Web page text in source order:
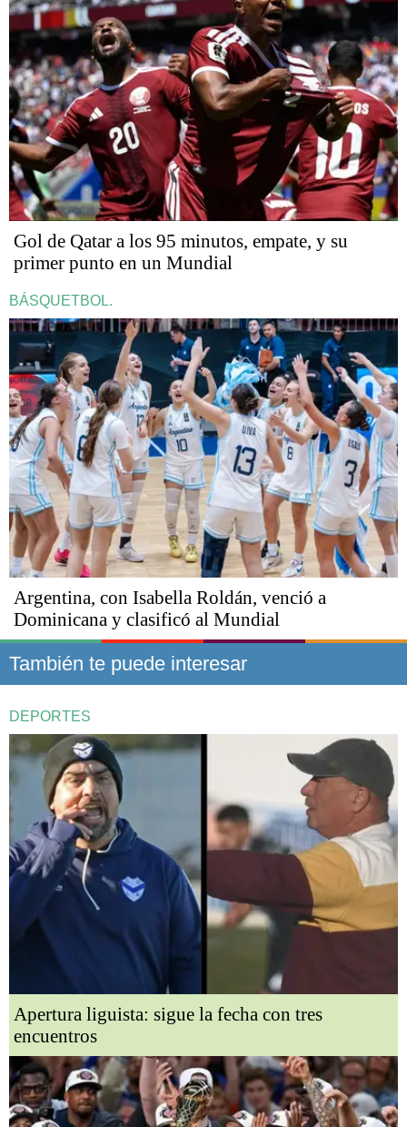
Gol de Qatar a los 95 minutos, empate, y su
primer punto en un Mundial
BÁSQUETBOL.
Argentina, con Isabella Roldán, venció a
Dominicana y clasificó al Mundial
También te puede interesar
DEPORTES
Apertura liguista: sigue la fecha con tres
encuentros